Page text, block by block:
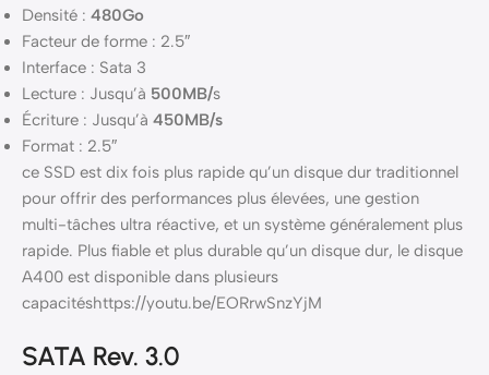
Densité : 480Go
Facteur de forme : 2.5″
Interface : Sata 3
Lecture : Jusqu’à 500MB/s
Écriture : Jusqu’à 450MB/s
Format : 2.5″
ce SSD est dix fois plus rapide qu’un disque dur traditionnel
pour offrir des performances plus élevées, une gestion
multi-tâches ultra réactive, et un système généralement plus
rapide. Plus fiable et plus durable qu’un disque dur, le disque
A400 est disponible dans plusieurs
capacitéshttps://youtu.be/EORrwSnzYjM
SATA Rev. 3.0